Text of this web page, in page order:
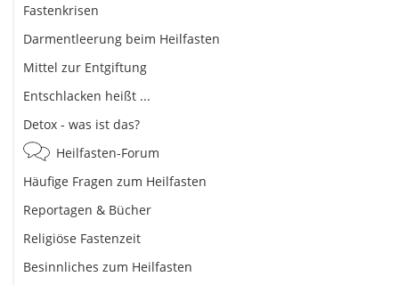
Fastenkrisen
Darmentleerung beim Heilfasten
Mittel zur Entgiftung
Entschlacken heißt ...
Detox - was ist das?
Heilfasten-Forum
Häufige Fragen zum Heilfasten
Reportagen & Bücher
Religiöse Fastenzeit
Besinnliches zum Heilfasten